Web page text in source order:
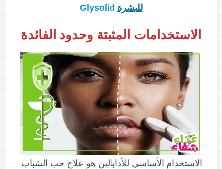
للبشرة
الاستخدامات المثبتة وحدود الفائدة
الاستخدام الأساسي للأدابالين هو علاج حب الشباب